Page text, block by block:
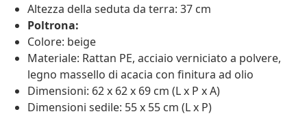
Altezza della seduta da terra: 37 cm
Poltrona:
Colore: beige
Materiale: Rattan PE, acciaio verniciato a polvere,
legno massello di acacia con finitura ad olio
Dimensioni: 62 x 62 x 69 cm (L x P x A)
Dimensioni sedile: 55 x 55 cm (L x P)